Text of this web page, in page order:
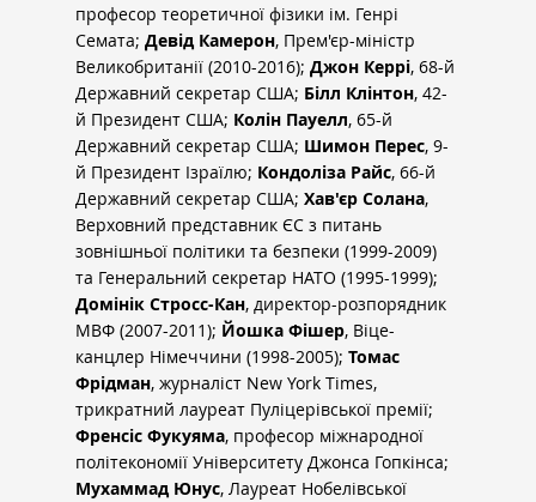
професор теоретичної фізики ім. Генрі
Семата; Девід Камерон, Прем'єр-міністр
Великобританії (2010-2016); Джон Керрі, 68-й
Державний секретар США; Білл Клінтон, 42-
й Президент США; Колін Пауелл, 65-й
Державний секретар США; Шимон Перес, 9-
й Президент Ізраїлю; Кондоліза Райс, 66-й
Державний секретар США; Хав'єр Солана,
Верховний представник ЄС з питань
зовнішньої політики та безпеки (1999-2009)
та Генеральний секретар НАТО (1995-1999);
Домінік Стросс-Кан, директор-розпорядник
МВФ (2007-2011); Йошка Фішер, Віце-
канцлер Німеччини (1998-2005); Томас
Фрідман, журналіст New York Times,
трикратний лауреат Пуліцерівської премії;
Френсіс Фукуяма, професор міжнародної
політекономії Університету Джонса Гопкінса;
Мухаммад Юнус, Лауреат Нобелівської